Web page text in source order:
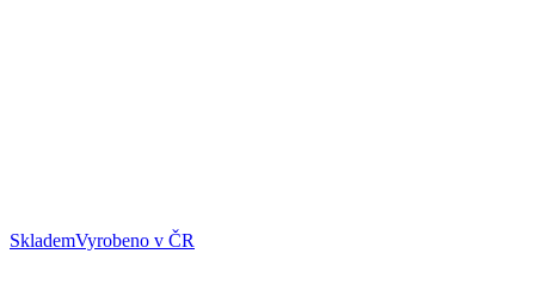
SklademVyrobeno v ČR